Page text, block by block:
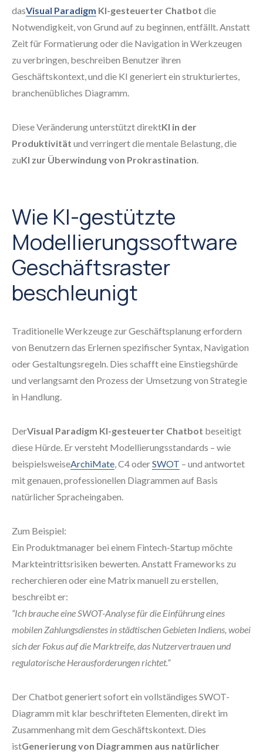
dasVisual Paradigm KI-gesteuerter Chatbot die
Notwendigkeit, von Grund auf zu beginnen, entfällt. Anstatt
Zeit für Formatierung oder die Navigation in Werkzeugen
zu verbringen, beschreiben Benutzer ihren
Geschäftskontext, und die KI generiert ein strukturiertes,
branchenübliches Diagramm.
Diese Veränderung unterstützt direktKI in der
Produktivität und verringert die mentale Belastung, die
zuKI zur Überwindung von Prokrastination.
Wie KI-gestützte
Modellierungssoftware
Geschäftsraster
beschleunigt
Traditionelle Werkzeuge zur Geschäftsplanung erfordern
von Benutzern das Erlernen spezifischer Syntax, Navigation
oder Gestaltungsregeln. Dies schafft eine Einstiegshürde
und verlangsamt den Prozess der Umsetzung von Strategie
in Handlung.
DerVisual Paradigm KI-gesteuerter Chatbot beseitigt
diese Hürde. Er versteht Modellierungsstandards – wie
beispielsweiseArchiMate, C4 oderSWOT – und antwortet
mit genauen, professionellen Diagrammen auf Basis
natürlicher Spracheingaben.
Zum Beispiel:
Ein Produktmanager bei einem Fintech-Startup möchte
Markteintrittsrisiken bewerten. Anstatt Frameworks zu
recherchieren oder eine Matrix manuell zu erstellen,
beschreibt er:
“Ich brauche eine SWOT-Analyse für die Einführung eines
mobilen Zahlungsdienstes in städtischen Gebieten Indiens, wobei
sich der Fokus auf die Marktreife, das Nutzervertrauen und
regulatorische Herausforderungen richtet.”
Der Chatbot generiert sofort ein vollständiges SWOT-
Diagramm mit klar beschrifteten Elementen, direkt im
Zusammenhang mit dem Geschäftskontext. Dies
istGenerierung von Diagrammen aus natürlicher